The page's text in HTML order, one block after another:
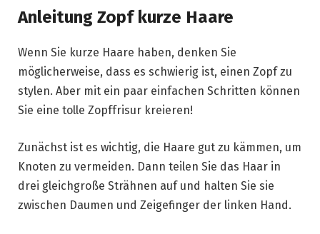
Anleitung Zopf kurze Haare
Wenn Sie kurze Haare haben, denken Sie
möglicherweise, dass es schwierig ist, einen Zopf zu
stylen. Aber mit ein paar einfachen Schritten können
Sie eine tolle Zopffrisur kreieren!
Zunächst ist es wichtig, die Haare gut zu kämmen, um
Knoten zu vermeiden. Dann teilen Sie das Haar in
drei gleichgroße Strähnen auf und halten Sie sie
zwischen Daumen und Zeigefinger der linken Hand.